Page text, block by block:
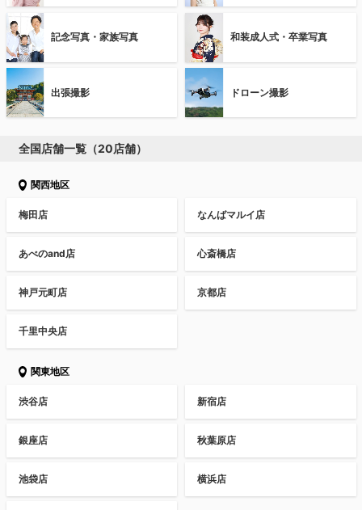
記念写真・家族写真 和装成人式・卒業写真
出張撮影 ドローン撮影
全国店舗一覧（20店舗）
関西地区
梅田店 なんばマルイ店
あべのand店 心斎橋店
神戸元町店 京都店
千里中央店
関東地区
渋谷店 新宿店
銀座店 秋葉原店
池袋店 横浜店